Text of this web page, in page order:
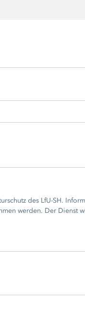
des LfU-SH.
werden. Der Dienst